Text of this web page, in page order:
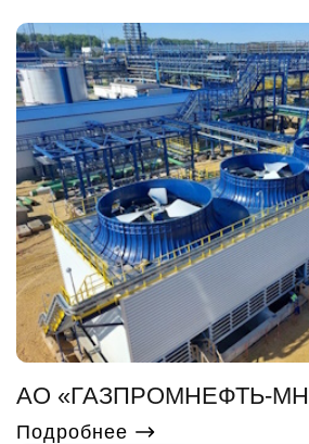
АО «ГАЗПРОМНЕФТЬ-
Подробнее